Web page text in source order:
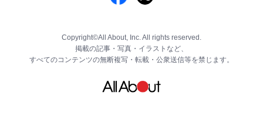
Copyright©All About, Inc. All rights reserved.
掲載の記事・写真・イラストなど、
すべてのコンテンツの無断複写・転載・公衆送信等を禁じます。